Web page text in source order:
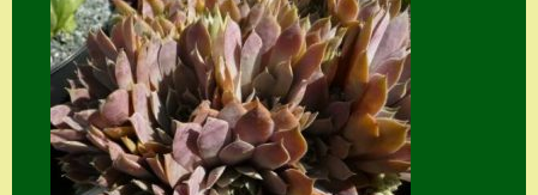
Naturformen
S. x nixonii
Semps die ich
suche
Semps von A – Z